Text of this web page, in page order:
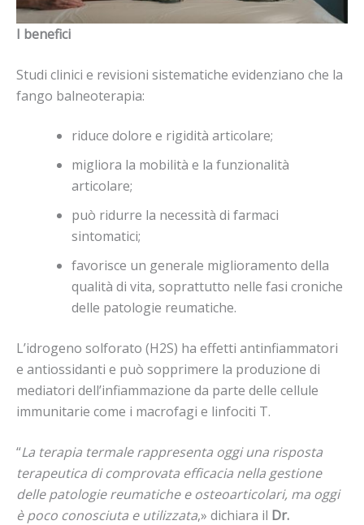
I benefici
Studi clinici e revisioni sistematiche evidenziano che la
fango balneoterapia:
riduce dolore e rigidità articolare;
migliora la mobilità e la funzionalità
articolare;
può ridurre la necessità di farmaci
sintomatici;
favorisce un generale miglioramento della
qualità di vita, soprattutto nelle fasi croniche
delle patologie reumatiche.
L’idrogeno solforato (H2S) ha effetti antinfiammatori
e antiossidanti e può sopprimere la produzione di
mediatori dell’infiammazione da parte delle cellule
immunitarie come i macrofagi e linfociti T.
“La terapia termale rappresenta oggi una risposta
terapeutica di comprovata efficacia nella gestione
delle patologie reumatiche e osteoarticolari, ma oggi
è poco conosciuta e utilizzata,» dichiara il Dr.